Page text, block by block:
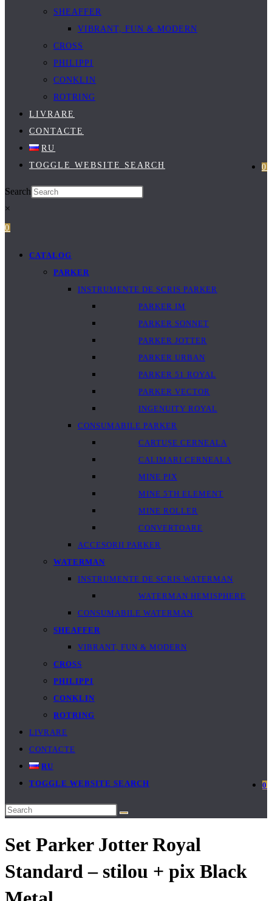
SHEAFFER
VIBRANT, FUN & MODERN
CROSS
PHILIPPI
CONKLIN
ROTRING
LIVRARE
CONTACTE
RU
0
TOGGLE WEBSITE SEARCH
Search
×
0
CATALOG
PARKER
INSTRUMENTE DE SCRIS PARKER
PARKER IM
PARKER SONNET
PARKER JOTTER
PARKER URBAN
PARKER 51 ROYAL
PARKER VECTOR
INGENUITY ROYAL
CONSUMABILE PARKER
CARTUȘE CERNEALA
CALIMARI CERNEALA
MINE PIX
MINE 5TH ELEMENT
MINE ROLLER
CONVERTOARE
ACCESORII PARKER
WATERMAN
INSTRUMENTE DE SCRIS WATERMAN
WATERMAN HEMISPHERE
CONSUMABILE WATERMAN
SHEAFFER
VIBRANT, FUN & MODERN
CROSS
PHILIPPI
CONKLIN
ROTRING
LIVRARE
CONTACTE
RU
0
TOGGLE WEBSITE SEARCH
Set Parker Jotter Royal
Standard – stilou + pix Black